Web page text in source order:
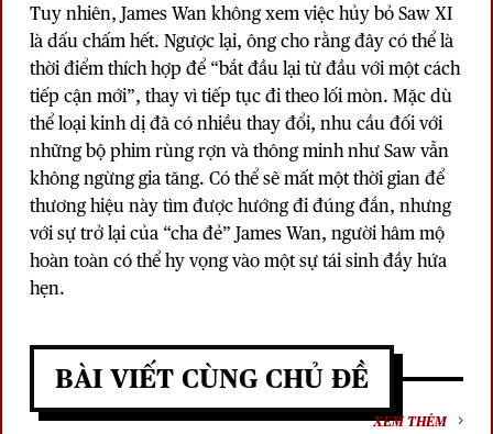
Tuy nhiên, James Wan không xem việc hủy bỏ Saw XI
là dấu chấm hết. Ngược lại, ông cho rằng đây có thể là
thời điểm thích hợp để “bắt đầu lại từ đầu với một cách
tiếp cận mới”, thay vì tiếp tục đi theo lối mòn. Mặc dù
thể loại kinh dị đã có nhiều thay đổi, nhu cầu đối với
những bộ phim rùng rợn và thông minh như Saw vẫn
không ngừng gia tăng. Có thể sẽ mất một thời gian để
thương hiệu này tìm được hướng đi đúng đắn, nhưng
với sự trở lại của “cha đẻ” James Wan, người hâm mộ
hoàn toàn có thể hy vọng vào một sự tái sinh đầy hứa
hẹn.
BÀI VIẾT CÙNG CHỦ ĐỀ
XEM THÊM